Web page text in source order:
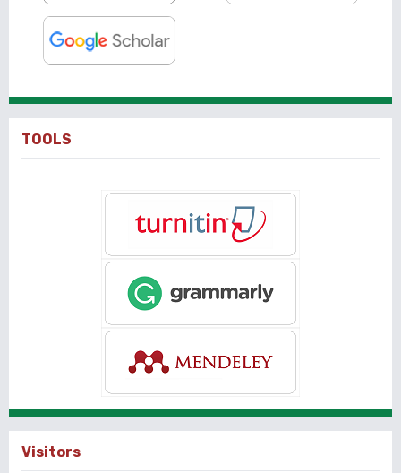
TOOLS
Visitors